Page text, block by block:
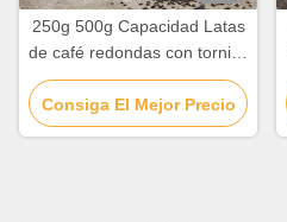
250g 500g Capacidad Latas
de café redondas con tornillo
de válvula en la tapa
Consiga El Mejor Precio